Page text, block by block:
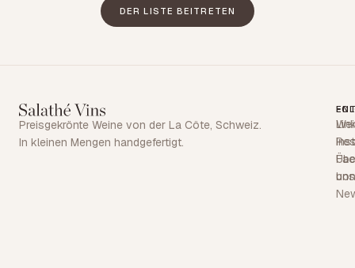
DER LISTE BEITRETEN
Preisgekrönte Weine von der La Côte, Schweiz.
In kleinen Mengen handgefertigt.
uns